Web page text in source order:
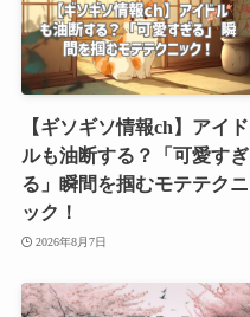
【ギソギソ情報ch】アイド
ルも油断する？「可愛すぎ
る」瞬間を掴むモテテクニ
ック！
2026年8月7日